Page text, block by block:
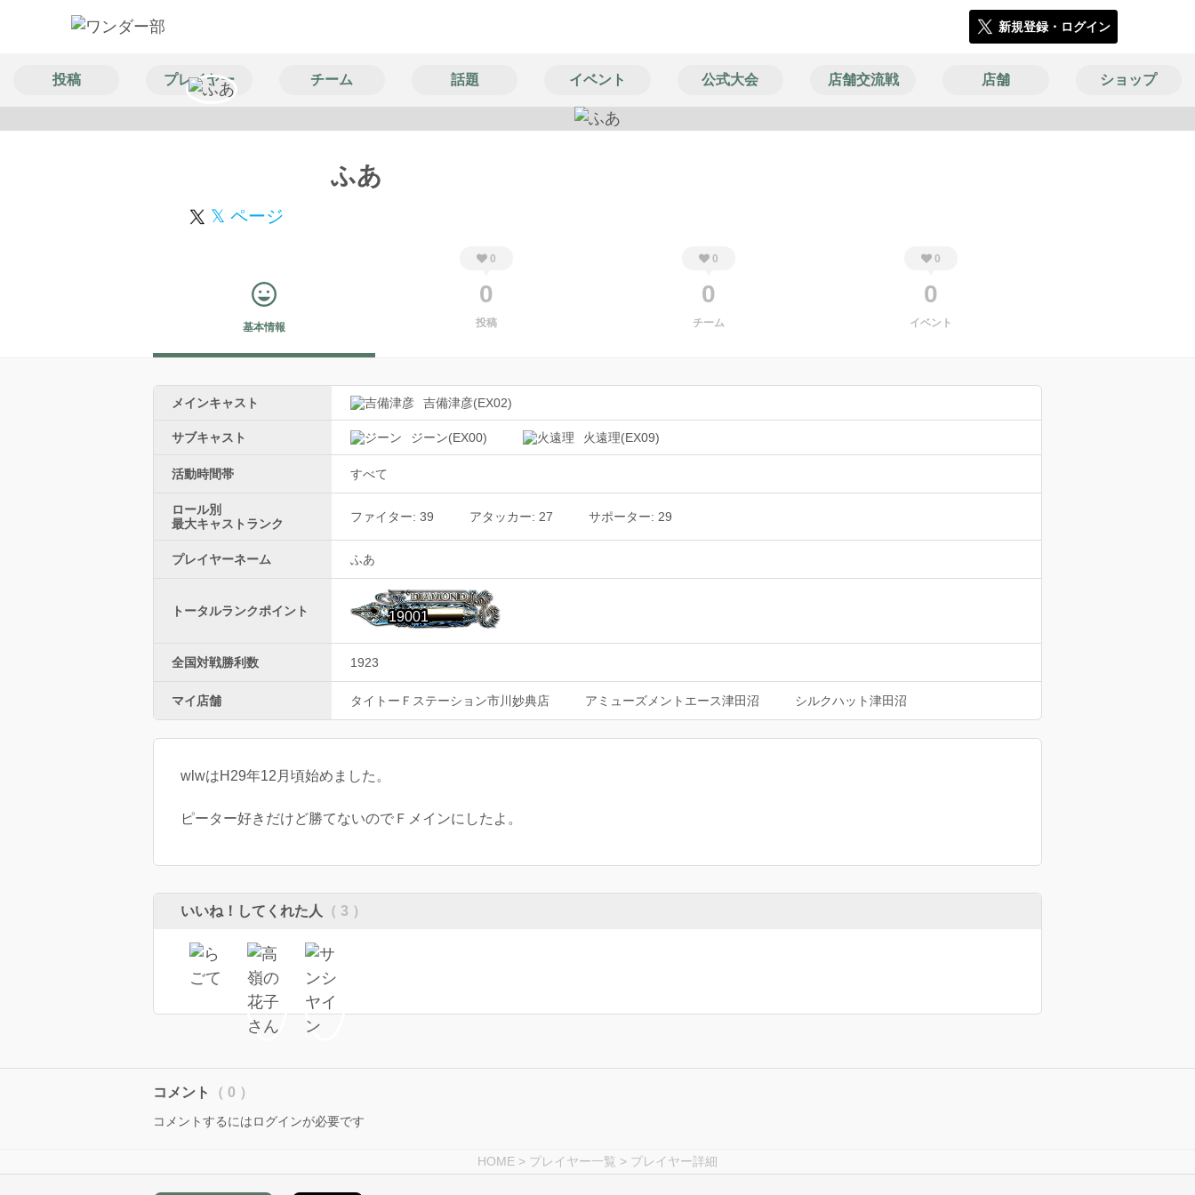
新規登録・ログイン
投稿 プレイヤー チーム 話題 イベント 公式大会 店舗交流戦 店舗 ショップ
ふあ
𝕏 ページ
基本情報
0
0
投稿
0
0
チーム
0
0
イベント
メインキャスト 吉備津彦(EX02)
サブキャスト ジーン(EX00) 火遠理(EX09)
活動時間帯 すべて
ロール別
最大キャストランク
ファイター: 39 アタッカー: 27 サポーター: 29
プレイヤーネーム ふあ
トータルランクポイント 19001
全国対戦勝利数 1923
マイ店舗 タイトーＦステーション市川妙典店 アミューズメントエース津田沼 シルクハット津田沼
wlwはH29年12月頃始めました。
ピーター好きだけど勝てないのでＦメインにしたよ。
いいね！してくれた人 （ 3 ）
コメント （ 0 ）
コメントするにはログインが必要です
HOME > プレイヤー一覧 > プレイヤー詳細